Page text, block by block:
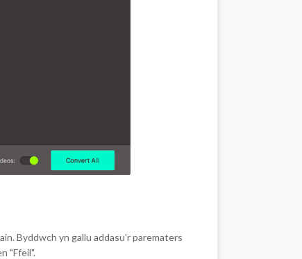
Byddwch yn gallu addasu'r parematers
"Ffeil".